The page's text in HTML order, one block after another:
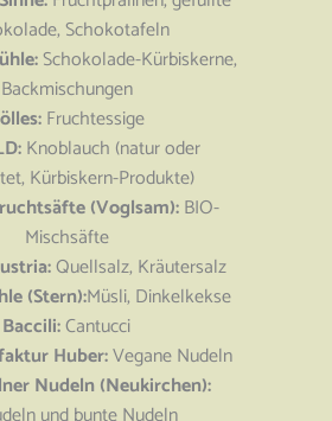
Schokotafeln
Schokolade-Kürbiskerne,
Backmischungen
Fruchtessige
Knoblauch (natur oder
Kürbiskern-Produkte)
(Voglsam):BIO-
Mischsäfte
Quellsalz, Kräutersalz
(Stern):Müsli, Dinkelkekse
Baccili:Cantucci
Huber:Vegane Nudeln
Nudeln (Neukirchen):